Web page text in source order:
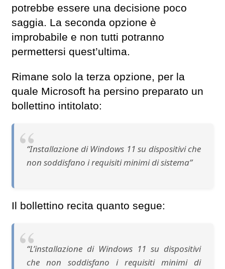
potrebbe essere una decisione poco
saggia. La seconda opzione è
improbabile e non tutti potranno
permettersi quest’ultima.
Rimane solo la terza opzione, per la
quale Microsoft ha persino preparato un
bollettino intitolato:
“Installazione di Windows 11 su dispositivi che
non soddisfano i requisiti minimi di sistema”
Il bollettino recita quanto segue:
“L’installazione di Windows 11 su dispositivi
che non soddisfano i requisiti minimi di